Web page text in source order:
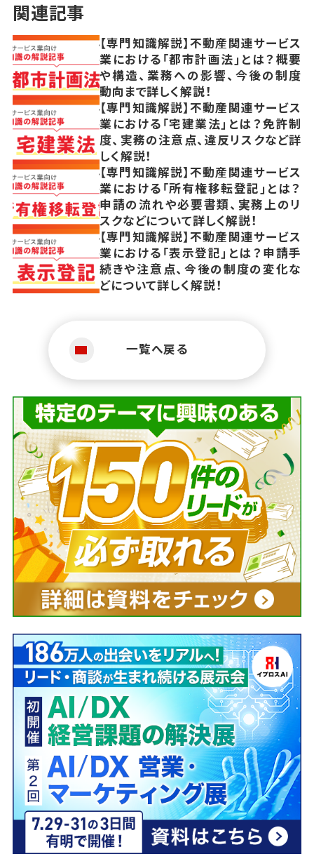
関連記事
【専門知識解説】不動産関連サービス
業における「都市計画法」とは？概要
や構造、業務への影響、今後の制度
動向まで詳しく解説！
【専門知識解説】不動産関連サービス
業における「宅建業法」とは？免許制
度、実務の注意点、違反リスクなど詳
しく解説！
【専門知識解説】不動産関連サービス
業における「所有権移転登記」とは？
申請の流れや必要書類、実務上のリ
スクなどについて詳しく解説！
【専門知識解説】不動産関連サービス
業における「表示登記」とは？申請手
続きや注意点、今後の制度の変化な
どについて詳しく解説！
一覧へ戻る